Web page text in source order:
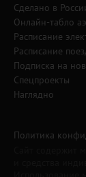
Сделано в
Онлайн-табло
Расписание
Расписание
Подписка на
Спецпроекты
Наглядно
Политика